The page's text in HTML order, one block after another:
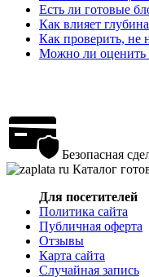
Есть ли готовые
Как влияет
Как проверить, не
Можно ли оценить
Безопасная
Каталог
Для посетителей
Политика сайта
Публичная оферта
Отзывы
Карта сайта
Случайная запись